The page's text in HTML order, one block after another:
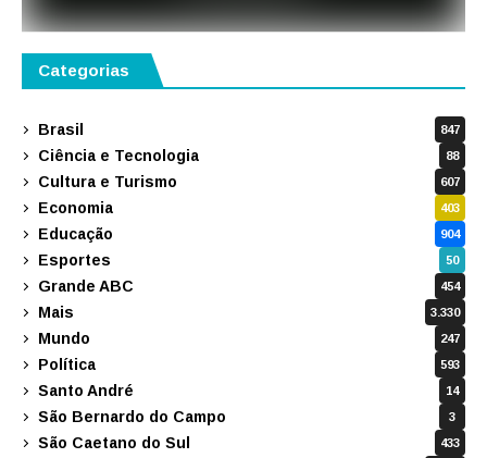
Categorias
Brasil 847
Ciência e Tecnologia 88
Cultura e Turismo 607
Economia 403
Educação 904
Esportes 50
Grande ABC 454
Mais 3.330
Mundo 247
Política 593
Santo André 14
São Bernardo do Campo 3
São Caetano do Sul 433